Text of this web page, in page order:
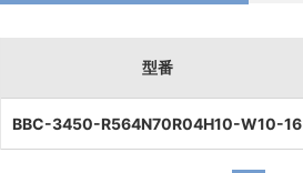
型番
BBC-3450-R564N70R04H10-W10-16